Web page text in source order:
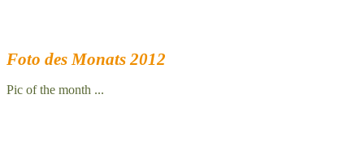
Foto des Monats 2012
Pic of the month ...